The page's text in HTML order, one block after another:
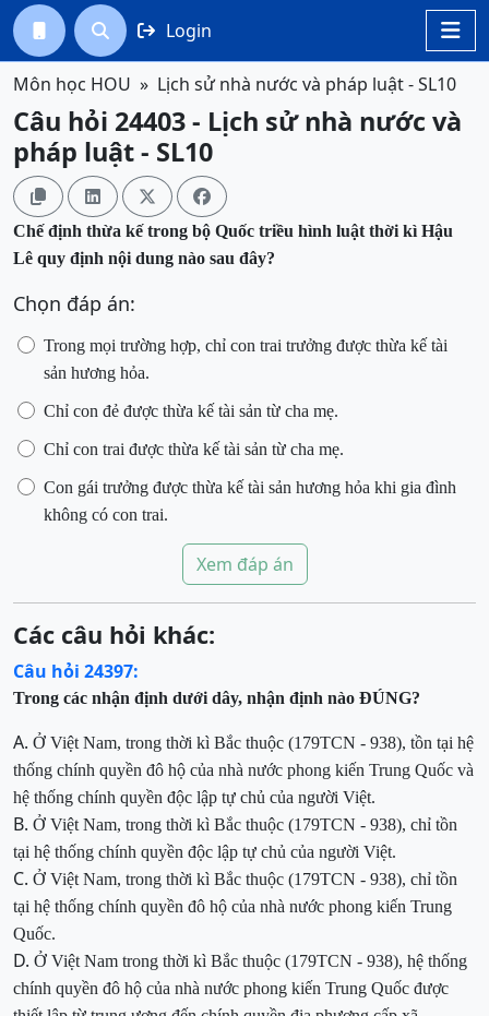

  Login
Môn học HOU Lịch sử nhà nước và pháp luật - SL10
Câu hỏi 24403 - Lịch sử nhà nước và
pháp luật - SL10
   
Chế định thừa kế trong bộ Quốc triều hình luật thời kì Hậu
Lê quy định nội dung nào sau đây?
Chọn đáp án:
Trong mọi trường hợp, chỉ con trai trưởng được thừa kế tài
sản hương hỏa.
Chỉ con đẻ được thừa kế tài sản từ cha mẹ.
Chỉ con trai được thừa kế tài sản từ cha mẹ.
Con gái trưởng được thừa kế tài sản hương hỏa khi gia đình
không có con trai.
Xem đáp án
Các câu hỏi khác:
Câu hỏi 24397:
Trong các nhận định dưới dây, nhận định nào ĐÚNG?
A. Ở Việt Nam, trong thời kì Bắc thuộc (179TCN - 938), tồn tại hệ
thống chính quyền đô hộ của nhà nước phong kiến Trung Quốc và
hệ thống chính quyền độc lập tự chủ của người Việt.
B. Ở Việt Nam, trong thời kì Bắc thuộc (179TCN - 938), chỉ tồn
tại hệ thống chính quyền độc lập tự chủ của người Việt.
C. Ở Việt Nam, trong thời kì Bắc thuộc (179TCN - 938), chỉ tồn
tại hệ thống chính quyền đô hộ của nhà nước phong kiến Trung
Quốc.
D. Ở Việt Nam trong thời kì Bắc thuộc (179TCN - 938), hệ thống
chính quyền đô hộ của nhà nước phong kiến Trung Quốc được